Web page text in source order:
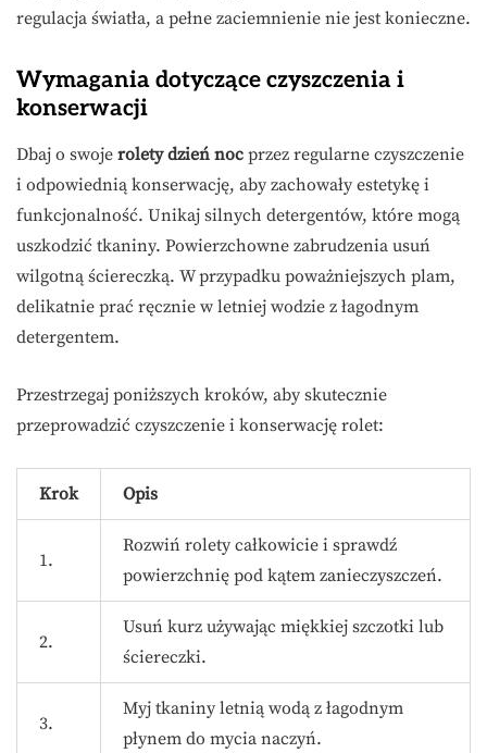
regulacja światła, a pełne zaciemnienie nie jest konieczne.
Wymagania dotyczące czyszczenia i
konserwacji
Dbaj o swoje rolety dzień noc przez regularne czyszczenie
i odpowiednią konserwację, aby zachowały estetykę i
funkcjonalność. Unikaj silnych detergentów, które mogą
uszkodzić tkaniny. Powierzchowne zabrudzenia usuń
wilgotną ściereczką. W przypadku poważniejszych plam,
delikatnie prać ręcznie w letniej wodzie z łagodnym
detergentem.
Przestrzegaj poniższych kroków, aby skutecznie
przeprowadzić czyszczenie i konserwację rolet:
Krok Opis
1.
Rozwiń rolety całkowicie i sprawdź
powierzchnię pod kątem zanieczyszczeń.
2.
Usuń kurz używając miękkiej szczotki lub
ściereczki.
3.
Myj tkaniny letnią wodą z łagodnym
płynem do mycia naczyń.